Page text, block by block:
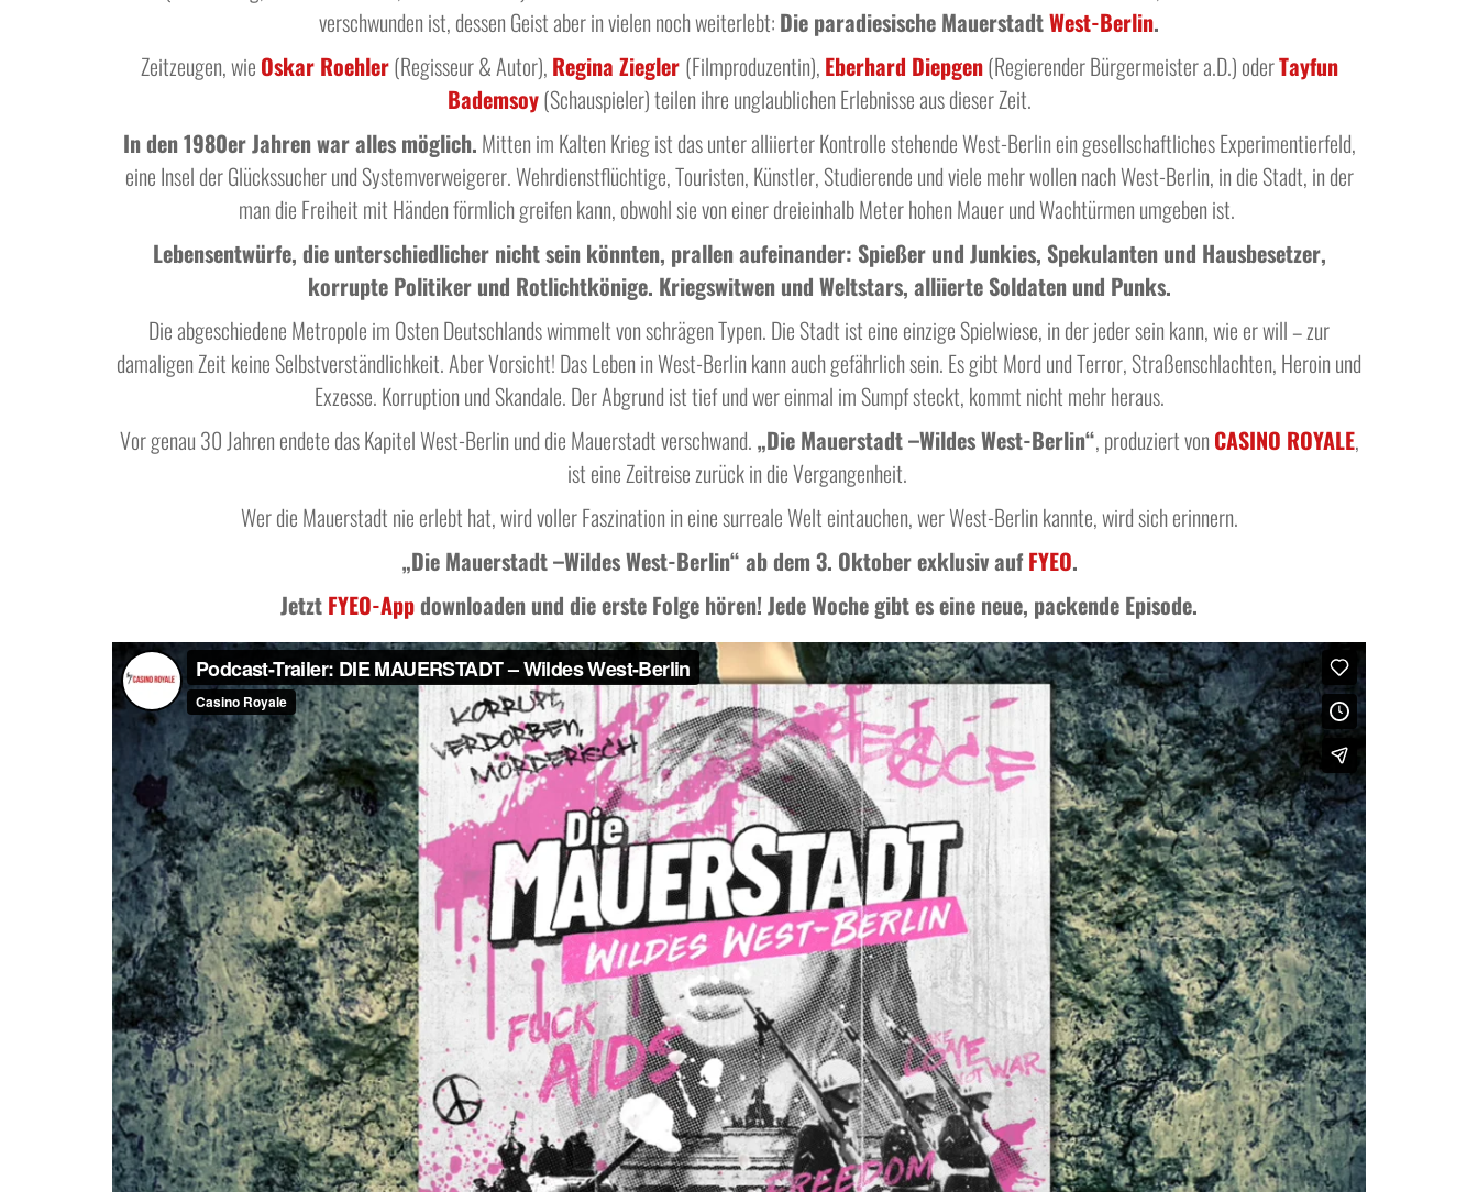
verschwunden ist, dessen Geist aber in vielen noch weiterlebt: Die paradiesische MauerstadtWest-Berlin.
Zeitzeugen, wie Oskar Roehler(Regisseur & Autor), Regina Ziegler (Filmproduzentin), Eberhard Diepgen(Regierender Bürgermeister a.D.) oderTayfun
Bademsoy(Schauspieler) teilen ihre unglaublichen Erlebnisse aus dieser Zeit.
In den 1980er Jahren war alles möglich. Mitten im Kalten Krieg ist das unter alliierter Kontrolle stehende West-Berlin ein gesellschaftliches Experimentierfeld,
eine Insel der Glückssucher und Systemverweigerer. Wehrdienstflüchtige, Touristen, Künstler, Studierende und viele mehr wollen nach West-Berlin, in die Stadt, in der
man die Freiheit mit Händen förmlich greifen kann, obwohl sie von einer dreieinhalb Meter hohen Mauer und Wachtürmen umgeben ist.
Lebensentwürfe, die unterschiedlicher nicht sein könnten, prallen aufeinander: Spießer und Junkies, Spekulanten und Hausbesetzer,
korrupte Politiker und Rotlichtkönige. Kriegswitwen und Weltstars, alliierte Soldaten und Punks.
Die abgeschiedene Metropole im Osten Deutschlands wimmelt von schrägen Typen. Die Stadt ist eine einzige Spielwiese, in der jeder sein kann, wie er will – zur
damaligen Zeit keine Selbstverständlichkeit. Aber Vorsicht! Das Leben in West-Berlin kann auch gefährlich sein. Es gibt Mord und Terror, Straßenschlachten, Heroin und
Exzesse. Korruption und Skandale. Der Abgrund ist tief und wer einmal im Sumpf steckt, kommt nicht mehr heraus.
Vor genau 30 Jahren endete das Kapitel West-Berlin und die Mauerstadt verschwand. „Die Mauerstadt –Wildes West-Berlin“, produziert von CASINO ROYALE,
ist eine Zeitreise zurück in die Vergangenheit.
Wer die Mauerstadt nie erlebt hat, wird voller Faszination in eine surreale Welt eintauchen, wer West-Berlin kannte, wird sich erinnern.
„Die Mauerstadt –Wildes West-Berlin“ ab dem 3. Oktober exklusiv aufFYEO.
Jetzt FYEO-Appdownloaden und die erste Folge hören! Jede Woche gibt es eine neue, packende Episode.